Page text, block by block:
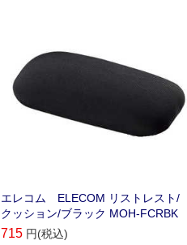
エレコム ELECOM リストレスト/
クッション/ブラック MOH-FCRBK
715 円(税込)